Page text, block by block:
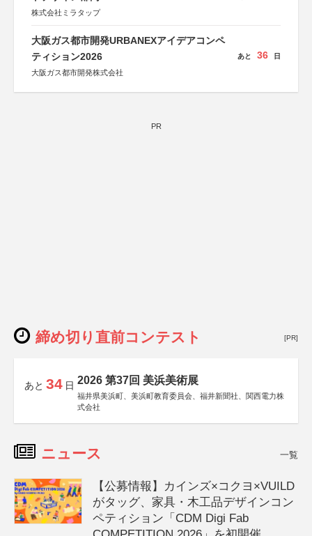
株式会社ミラタップ
大阪ガス都市開発URBANEXアイデアコンペ
ティション2026
大阪ガス都市開発株式会社
あと 36 日
PR
締め切り直前コンテスト [PR]
あと 34 日 2026 第37回 美浜美術展
福井県美浜町、美浜町教育委員会、福井新聞社、関西電力株
式会社
ニュース 一覧
【公募情報】カインズ×コクヨ×VUILD
がタッグ、家具・木工品デザインコン
ペティション「CDM Digi Fab